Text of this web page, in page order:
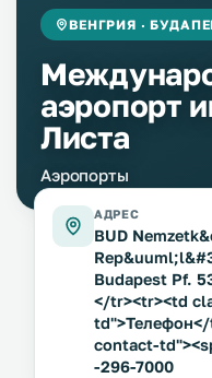
ВЕНГРИЯ ·
аэропорт
Листа
Аэропорты
АДРЕС
BUD
Budapest Pf.
</tr><tr><td
contact-
-296-7000